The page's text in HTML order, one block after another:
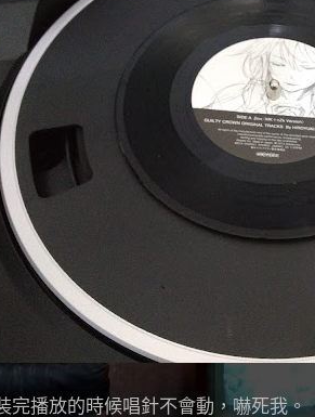
完播放的時候唱針不會動，嚇死我。